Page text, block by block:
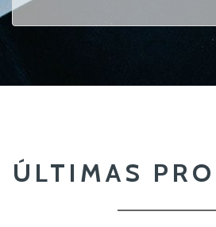
ÚLTIMAS